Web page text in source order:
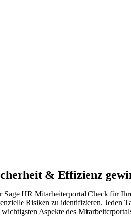
& Effizienz
Sage HR Mitarbeiterportal Check für
Risiken zu identifizieren. Jeden
wichtigsten Aspekte des